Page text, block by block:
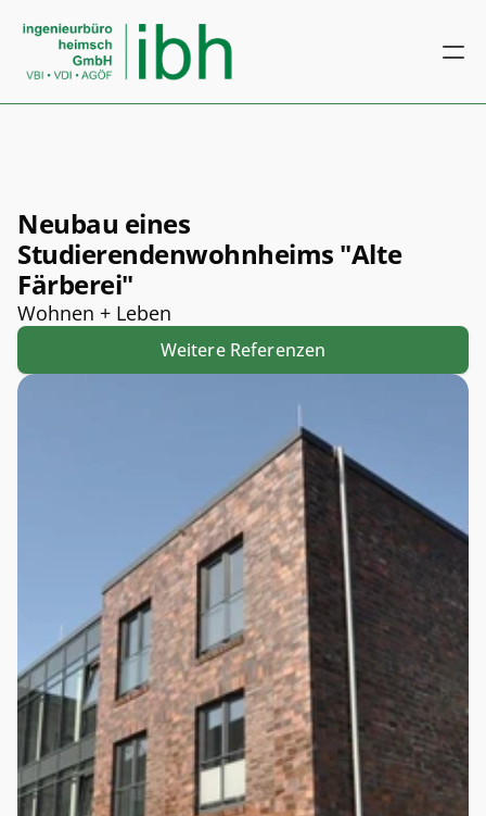
Neubau eines
Studierendenwohnheims "Alte
Färberei"
Wohnen + Leben
Weitere Referenzen